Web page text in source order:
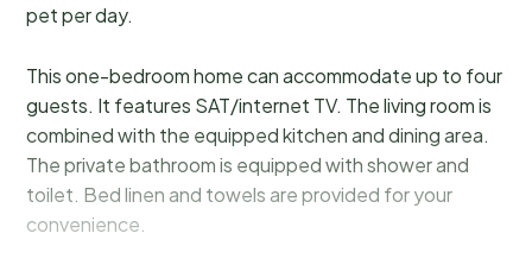
pet per day.
This one-bedroom home can accommodate up to four
guests. It features SAT/internet TV. The living room is
combined with the equipped kitchen and dining area.
The private bathroom is equipped with shower and
toilet. Bed linen and towels are provided for your
convenience.